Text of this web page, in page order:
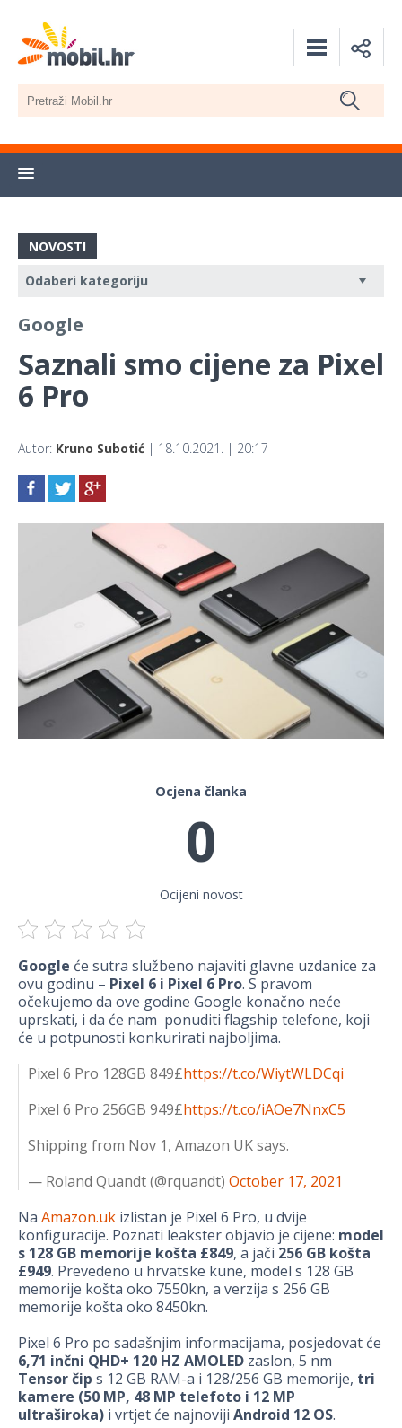
NOVOSTI
Google
Saznali smo cijene za Pixel
6 Pro
Autor: Kruno Subotić | 18.10.2021. | 20:17
Ocjena članka
0
Ocijeni novost
Google će sutra službeno najaviti glavne uzdanice za
ovu godinu – Pixel 6 i Pixel 6 Pro. S pravom
očekujemo da ove godine Google konačno neće
uprskati, i da će nam ponuditi flagship telefone, koji
će u potpunosti konkurirati najboljima.
Pixel 6 Pro 128GB 849£https://t.co/WiytWLDCqi
Pixel 6 Pro 256GB 949£https://t.co/iAOe7NnxC5
Shipping from Nov 1, Amazon UK says.
— Roland Quandt (@rquandt) October 17, 2021
Na Amazon.uk izlistan je Pixel 6 Pro, u dvije
konfiguracije. Poznati leakster objavio je cijene: model
s 128 GB memorije košta £849, a jači 256 GB košta
£949. Prevedeno u hrvatske kune, model s 128 GB
memorije košta oko 7550kn, a verzija s 256 GB
memorije košta oko 8450kn.
Pixel 6 Pro po sadašnjim informacijama, posjedovat će
6,71 inčni QHD+ 120 HZ AMOLED zaslon, 5 nm
Tensor čip s 12 GB RAM-a i 128/256 GB memorije, tri
kamere (50 MP, 48 MP telefoto i 12 MP
ultraširoka) i vrtjet će najnoviji Android 12 OS.